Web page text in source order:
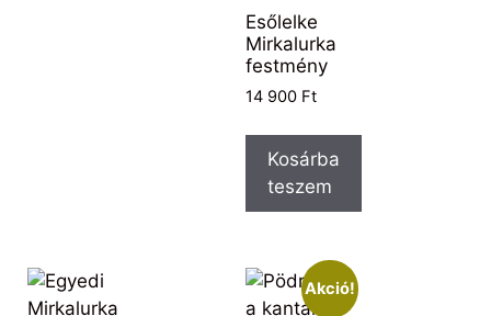
Esőlelke
Mirkalurka
festmény
14 900 Ft
Kosárba
teszem
Akció!